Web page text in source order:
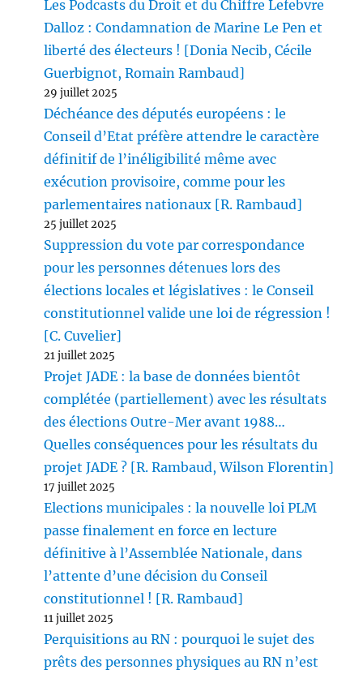
Les Podcasts du Droit et du Chiffre Lefebvre
Dalloz : Condamnation de Marine Le Pen et
liberté des électeurs ! [Donia Necib, Cécile
Guerbignot, Romain Rambaud]
29 juillet 2025
Déchéance des députés européens : le
Conseil d’Etat préfère attendre le caractère
définitif de l’inéligibilité même avec
exécution provisoire, comme pour les
parlementaires nationaux [R. Rambaud]
25 juillet 2025
Suppression du vote par correspondance
pour les personnes détenues lors des
élections locales et législatives : le Conseil
constitutionnel valide une loi de régression !
[C. Cuvelier]
21 juillet 2025
Projet JADE : la base de données bientôt
complétée (partiellement) avec les résultats
des élections Outre-Mer avant 1988…
Quelles conséquences pour les résultats du
projet JADE ? [R. Rambaud, Wilson Florentin]
17 juillet 2025
Elections municipales : la nouvelle loi PLM
passe finalement en force en lecture
définitive à l’Assemblée Nationale, dans
l’attente d’une décision du Conseil
constitutionnel ! [R. Rambaud]
11 juillet 2025
Perquisitions au RN : pourquoi le sujet des
prêts des personnes physiques au RN n’est